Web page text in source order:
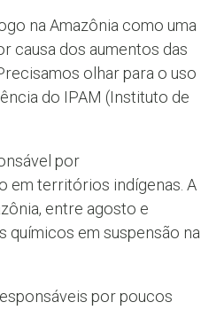
na Amazônia como uma
causa dos aumentos das
olhar para o uso
do IPAM (Instituto de
por
em territórios indígenas. A
entre agosto e
químicos em suspensão na
​​por poucos